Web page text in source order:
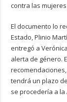
contra las
El documento lo
Estado, Plinio
entregó a
alerta de género.
tendrá un plazo
se procedería a la